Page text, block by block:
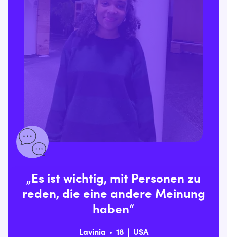
„Es ist wichtig, mit Personen zu
reden, die eine andere Meinung
haben“
Lavinia 18
USA